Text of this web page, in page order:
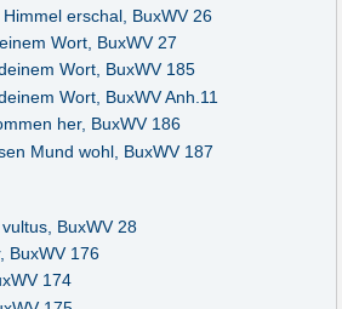
erschal, BuxWV 26
Wort, BuxWV 27
Wort, BuxWV 185
Wort, BuxWV Anh.11
her, BuxWV 186
Mund wohl, BuxWV 187
BuxWV 28
BuxWV 176
174